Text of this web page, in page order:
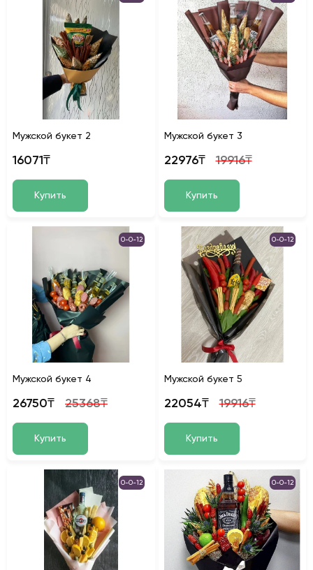
Мужской букет 2
16071₸
Купить
Мужской букет 3
22976₸ 19916₸
Купить
0-0-12
Мужской букет 4
26750₸ 25368₸
Купить
0-0-12
Мужской букет 5
22054₸ 19916₸
Купить
0-0-12 0-0-12